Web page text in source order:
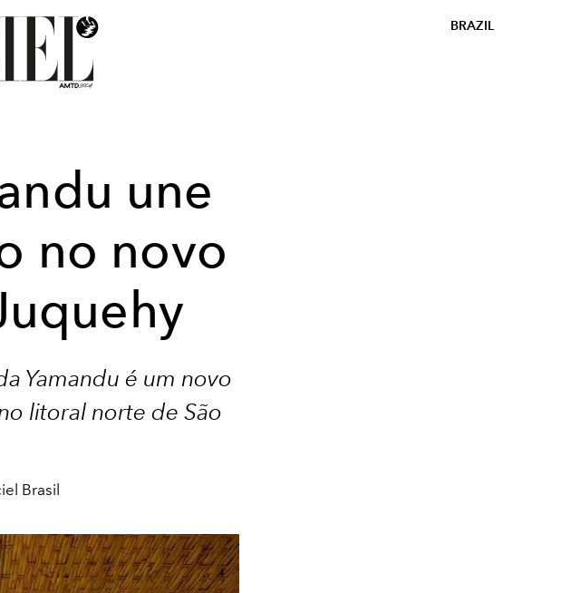
BRAZIL
une
no novo
Yamandu é um novo
litoral norte de São
Brasil